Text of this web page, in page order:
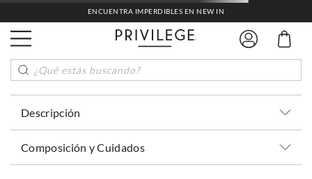
ENCUENTRA IMPERDIBLES EN NEW IN
¿Qué estás buscando?
Descripción
Composición y Cuidados